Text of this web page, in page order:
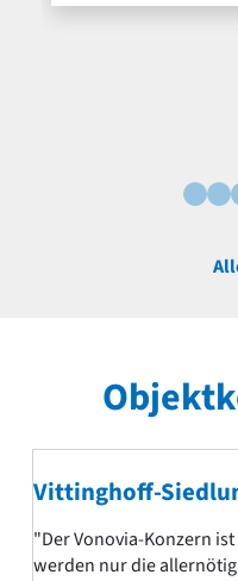
Vittinghoff-
"Der Vonovia-Konzern
werden nur die